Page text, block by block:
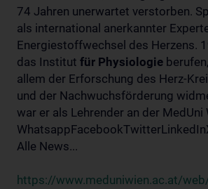
74 Jahren unerwartet verstorben.
als international anerkannter
Energiestoffwechsel des Herzens.
das Institut für Physiologie
allem der Erforschung des Herz-
und der Nachwuchsförderung
war er als Lehrender an der MedUni
Alle News...
https://www.meduniwien.ac.at/